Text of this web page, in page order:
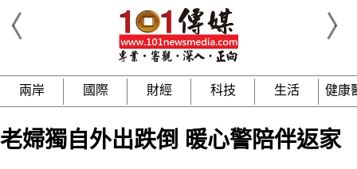
兩岸 國際 財經 科技 生活 健康
老婦獨自外出跌倒 暖心警陪伴返家